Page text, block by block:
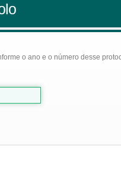
o ano e o número desse